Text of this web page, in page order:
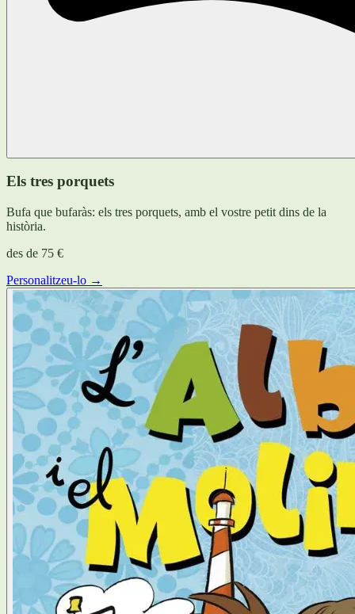
Els tres porquets
Bufa que bufaràs: els tres porquets, amb el vostre petit dins de la
història.
des de 75 €
Personalitzeu-lo →